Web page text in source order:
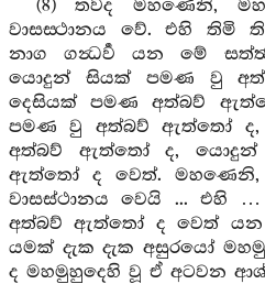
(8) තවද මහණෙනි,
වාසස‍්ථානය වේ. එහි තිමි
නාග ගන්‍ධර්‍ව යන මේ
යොදුන් සියක් පමණ වු
දෙසියක් පමණ අත්බව්
පමණ වු අත්බව් ඇත්තෝ ද,
අත්බව් ඇත්තෝ ද,
ඇත්තෝ ද වෙත්. මහණෙනි,
වාසස්ථානය වෙයි ... එහි
අත්බව් ඇත්තෝ ද වෙත්
යමක් දැක දැක අසුරයෝ
ද මහමුහුදෙහි වූ ඒ අටවන